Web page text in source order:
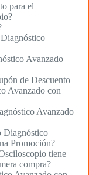
para el
Avanzado
de Descuento
Avanzado con
Avanzado
Diagnóstico
Promoción?
tiene
compra?